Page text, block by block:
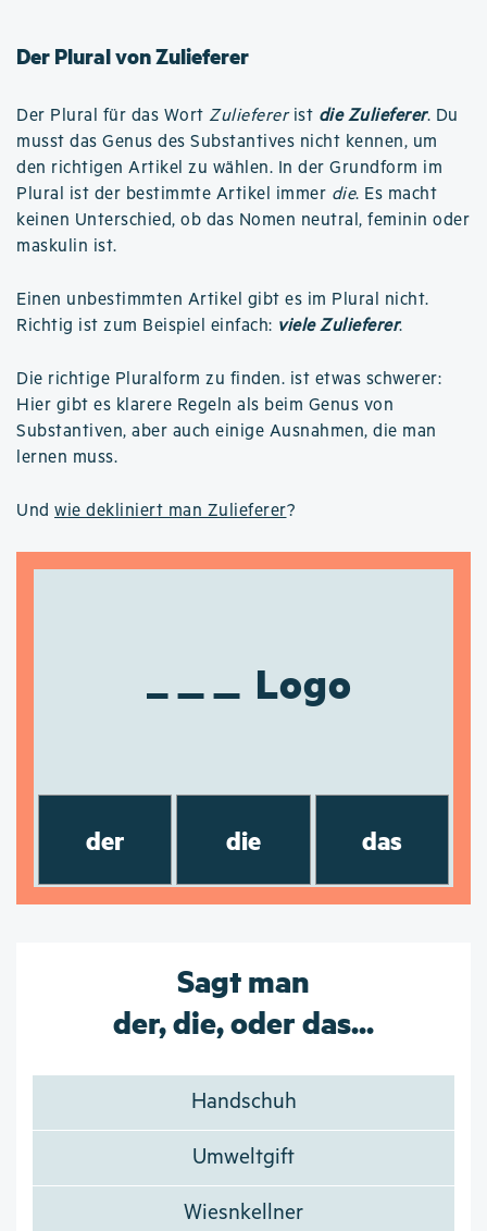
Der Plural von Zulieferer
Der Plural für das Wort Zuliefererist die Zulieferer. Du
musst das Genus des Substantives nicht kennen, um
den richtigen Artikel zu wählen. In der Grundform im
Plural ist der bestimmte Artikel immer die. Es macht
keinen Unterschied, ob das Nomen neutral, feminin oder
maskulin ist.
Einen unbestimmten Artikel gibt es im Plural nicht.
Richtig ist zum Beispiel einfach: viele Zulieferer.
Die richtige Pluralform zu finden. ist etwas schwerer:
Hier gibt es klarere Regeln als beim Genus von
Substantiven, aber auch einige Ausnahmen, die man
lernen muss.
Und wie dekliniert man Zulieferer?
Logo
der die das
Sagt man
der, die, oder das...
Handschuh
Umweltgift
Wiesnkellner